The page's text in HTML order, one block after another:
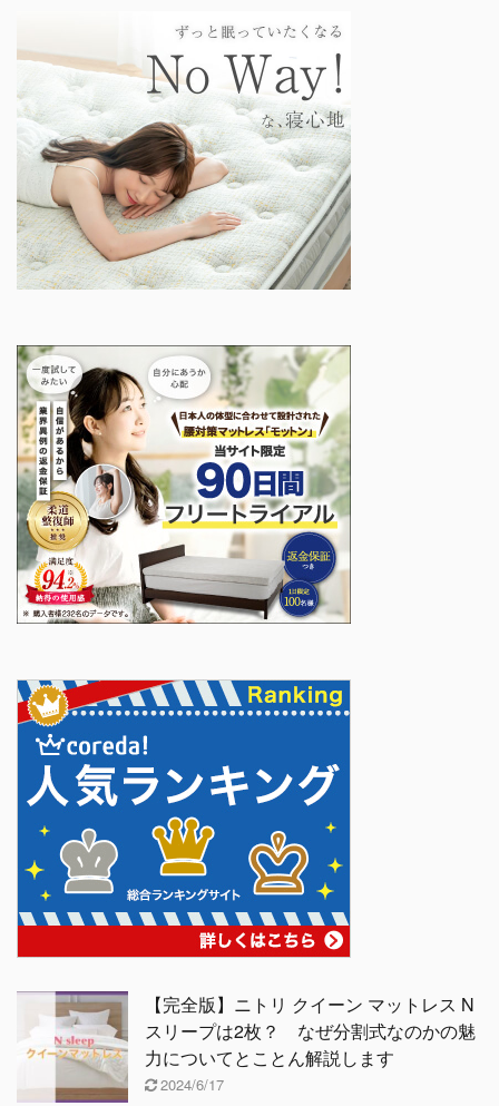
【完全版】ニトリ クイーン マットレス N
スリープは2枚？ なぜ分割式なのかの魅
力についてとことん解説します
2024/6/17